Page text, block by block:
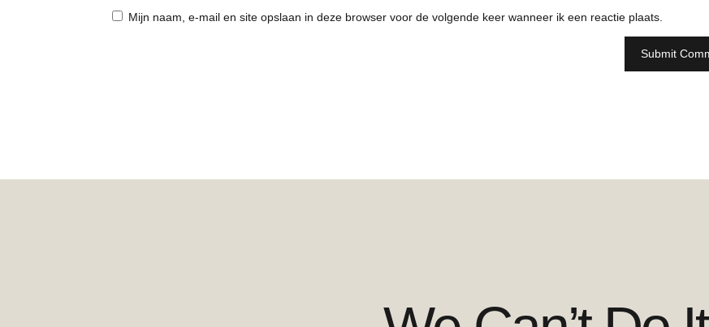
Mijn naam, e-mail en site opslaan in deze browser voor de volgende keer wanneer ik een reactie plaats.